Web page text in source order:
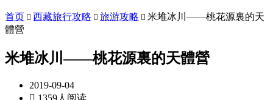
首页  西藏旅行攻略  旅游攻略  米堆冰川——桃花源裏的天
體營
米堆冰川——桃花源裏的天體營
2019-09-04
 1359人阅读